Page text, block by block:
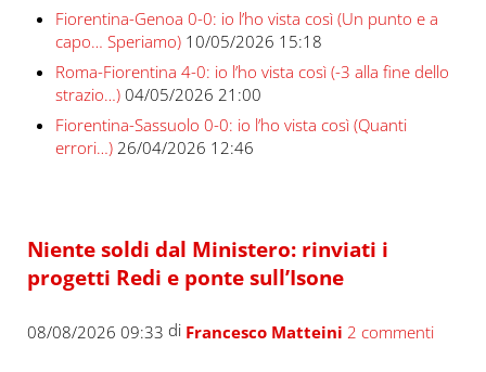
Fiorentina-Genoa 0-0: io l’ho vista così (Un punto e a
capo… Speriamo) 10/05/2026 15:18
Roma-Fiorentina 4-0: io l’ho vista così (-3 alla fine dello
strazio…) 04/05/2026 21:00
Fiorentina-Sassuolo 0-0: io l’ho vista così (Quanti
errori…) 26/04/2026 12:46
Niente soldi dal Ministero: rinviati i
progetti Redi e ponte sull’Isone
08/08/2026 09:33 di Francesco Matteini 2 commenti